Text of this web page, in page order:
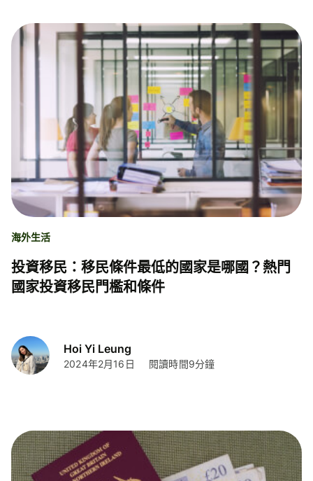
海外生活
投資移民：移民條件最低的國家是哪國？熱門
國家投資移民門檻和條件
Hoi Yi Leung
2024年2月16日 閱讀時間9分鐘